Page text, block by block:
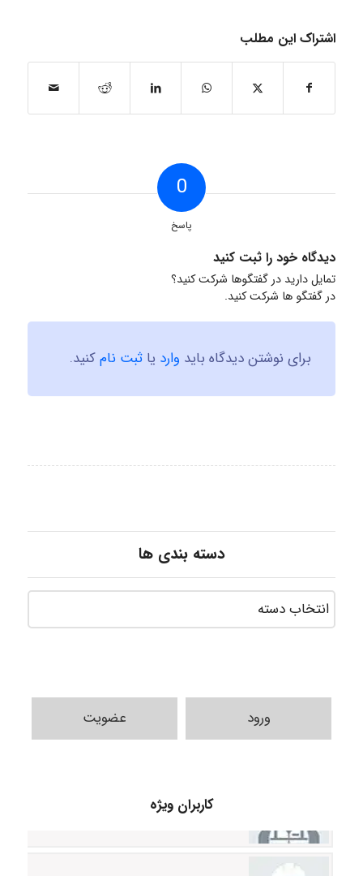
اشتراک این مطلب
0
پاسخ
دیدگاه خود را ثبت کنید
تمایل دارید در گفتگوها شرکت کنید؟
در گفتگو ها شرکت کنید.
برای نوشتن دیدگاه باید وارد یا ثبت نامکنید.
دسته بندی ها
ورود عضویت
کاربران ویژه